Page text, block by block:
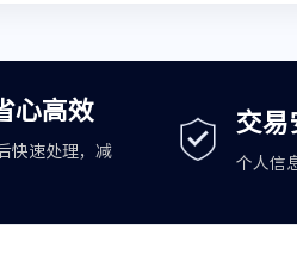
心高效
快速处理，减
交易
个人信